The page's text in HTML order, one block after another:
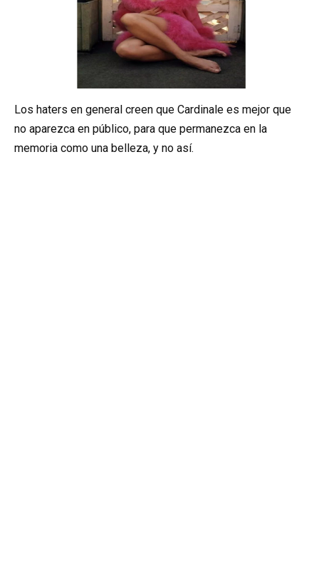
Los haters en general creen que Cardinale es mejor que
no aparezca en público, para que permanezca en la
memoria como una belleza, y no así.